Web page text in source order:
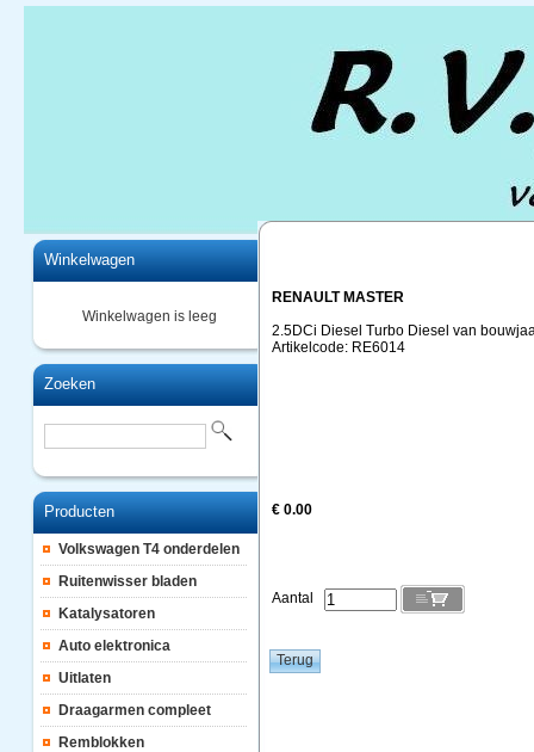
Winkelwagen
Winkelwagen is leeg
Zoeken
Producten
Volkswagen T4 onderdelen
Ruitenwisser bladen
Katalysatoren
Auto elektronica
Uitlaten
Draagarmen compleet
Remblokken
RENAULT MASTER
2.5DCi Diesel Turbo Diesel van
Artikelcode: RE6014
€ 0.00
Aantal